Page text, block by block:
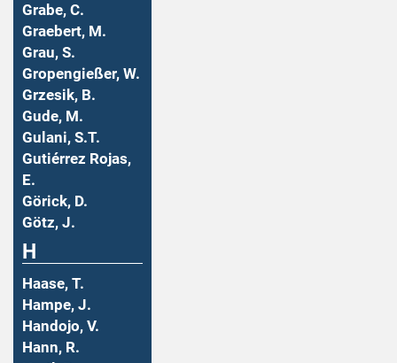
Grabe, C.
Graebert, M.
Grau, S.
Gropengießer, W.
Grzesik, B.
Gude, M.
Gulani, S.T.
Gutiérrez Rojas,
E.
Görick, D.
Götz, J.
H
Haase, T.
Hampe, J.
Handojo, V.
Hann, R.